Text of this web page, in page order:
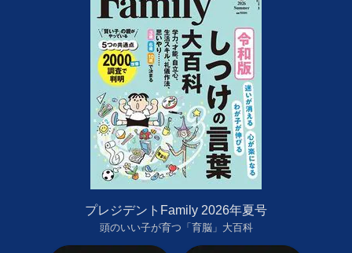
プレジデントFamily 2026年夏号
頭のいい子が育つ「育脳」大百科